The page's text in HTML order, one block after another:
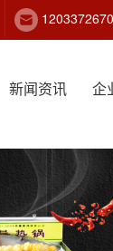
新闻资讯 企